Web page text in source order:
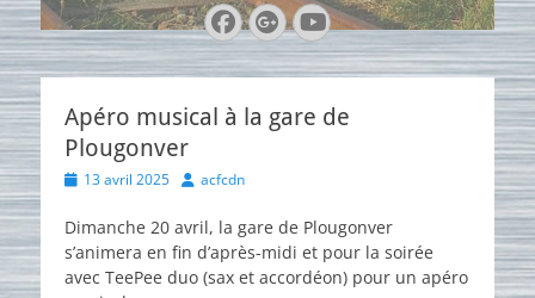
Facebook
Googleplus
YouTube
Apéro musical à la gare de
Plougonver
Posted13 avril 2025 Author
acfcdn
Dimanche 20 avril, la gare de Plougonver
s’animera en fin d’après-midi et pour la soirée
avec TeePee duo (sax et accordéon) pour un apéro